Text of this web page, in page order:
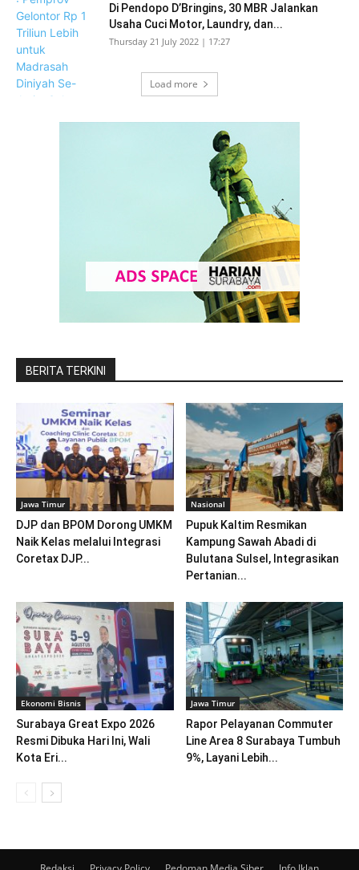
Di Pendopo D’Bringins, 30 MBR Jalankan
Usaha Cuci Motor, Laundry, dan...
Thursday 21 July 2022 | 17:27
Load more
BERITA TERKINI
Jawa Timur
DJP dan BPOM Dorong UMKM
Naik Kelas melalui Integrasi
Coretax DJP...
Nasional
Pupuk Kaltim Resmikan
Kampung Sawah Abadi di
Bulutana Sulsel, Integrasikan
Pertanian...
Ekonomi Bisnis
Surabaya Great Expo 2026
Resmi Dibuka Hari Ini, Wali
Kota Eri...
Jawa Timur
Rapor Pelayanan Commuter
Line Area 8 Surabaya Tumbuh
9%, Layani Lebih...